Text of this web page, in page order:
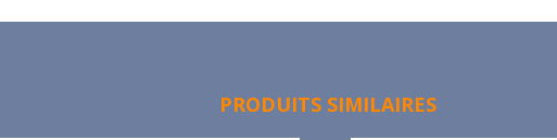
PRODUITS SIMILAIRES